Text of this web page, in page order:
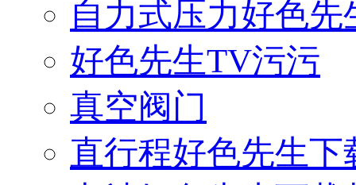
自力式压力好色
好色先生TV污污
真空阀门
直行程好色先生